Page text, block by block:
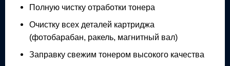
Полную чистку отработки тонера
Очистку всех деталей картриджа
(фотобарабан, ракель, магнитный вал)
Заправку свежим тонером высокого качества